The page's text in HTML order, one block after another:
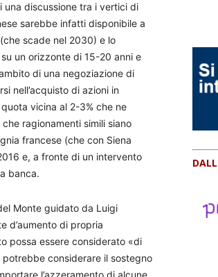
una discussione tra i vertici di
sarebbe infatti disponibile a
scade nel 2030) e lo
un orizzonte di 15-20 anni e
di una negoziazione di
nell’acquisto di azioni in
vicina al 2-3% che ne
ragionamenti simili siano
francese (che con Siena
e, a fronte di un intervento
banca.
Monte guidato da Luigi
d’aumento di propria
possa essere considerato «di
considerare il sostegno
l’azzeramento di alcune